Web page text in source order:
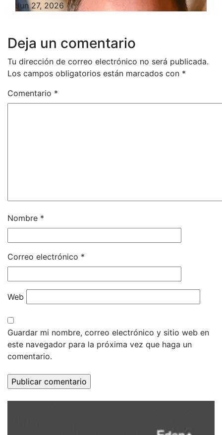
Jun 27, 2026
Deja un comentario
Tu dirección de correo electrónico no será publicada.
Los campos obligatorios están marcados con *
Comentario *
Nombre *
Correo electrónico *
Web
Guardar mi nombre, correo electrónico y sitio web en
este navegador para la próxima vez que haga un
comentario.